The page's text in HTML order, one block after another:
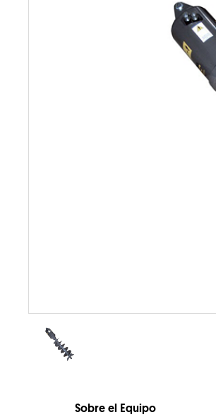
Sobre el Equipo